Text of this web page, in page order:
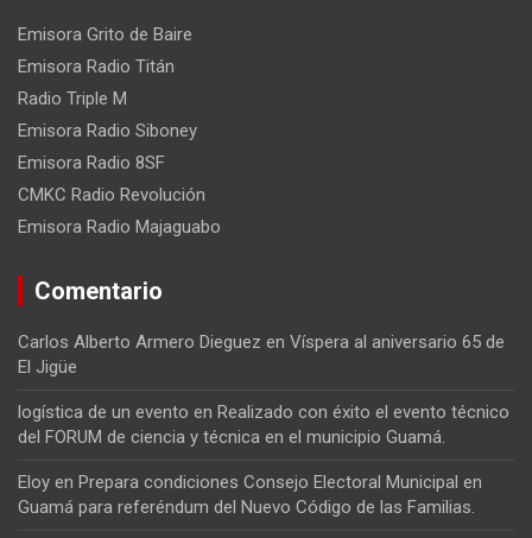
Emisora Grito de Baire
Emisora Radio Titán
Radio Triple M
Emisora Radio Siboney
Emisora Radio 8SF
CMKC Radio Revolución
Emisora Radio Majaguabo
Comentario
Carlos Alberto Armero Dieguez en Víspera al aniversario 65 de
El Jigüe
logística de un evento en Realizado con éxito el evento técnico
del FORUM de ciencia y técnica en el municipio Guamá.
Eloy en Prepara condiciones Consejo Electoral Municipal en
Guamá para referéndum del Nuevo Código de las Familias.